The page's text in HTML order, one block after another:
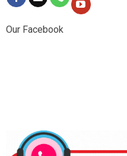
Our Facebook